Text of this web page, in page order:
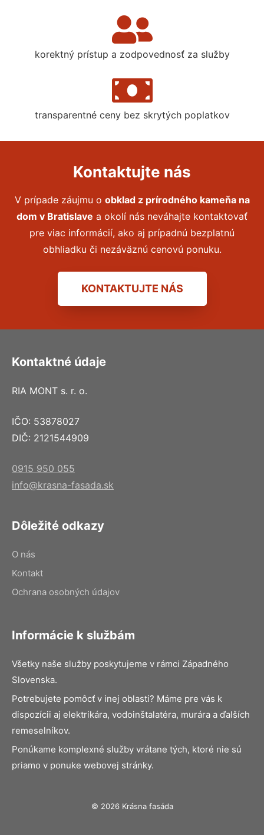
korektný prístup a zodpovednosť za služby
transparentné ceny bez skrytých poplatkov
Kontaktujte nás
V prípade záujmu o obklad z prírodného kameňa na
dom v Bratislave a okolí nás neváhajte kontaktovať
pre viac informácií, ako aj prípadnú bezplatnú
obhliadku či nezáväznú cenovú ponuku.
KONTAKTUJTE NÁS
Kontaktné údaje
RIA MONT s. r. o.
IČO: 53878027
DIČ: 2121544909
0915 950 055
info@krasna-fasada.sk
Dôležité odkazy
O nás
Kontakt
Ochrana osobných údajov
Informácie k službám
Všetky naše služby poskytujeme v rámci Západného
Slovenska.
Potrebujete pomôcť v inej oblasti? Máme pre vás k
dispozícii aj elektrikára, vodoinštalatéra, murára a ďalších
remeselníkov.
Ponúkame komplexné služby vrátane tých, ktoré nie sú
priamo v ponuke webovej stránky.
© 2026 Krásna fasáda